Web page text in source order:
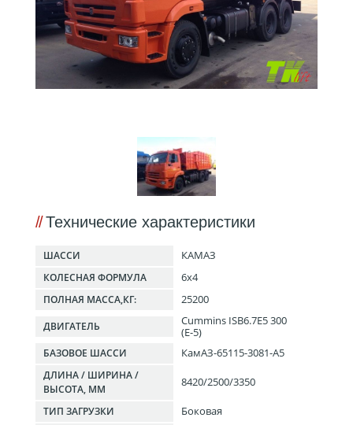
Технические характеристики
ШАССИ КАМАЗ
КОЛЕСНАЯ ФОРМУЛА 6x4
ПОЛНАЯ МАССА,КГ: 25200
ДВИГАТЕЛЬ
Cummins ISB6.7E5 300
(Е-5)
БАЗОВОЕ ШАССИ КамАЗ-65115-3081-А5
ДЛИНА / ШИРИНА /
ВЫСОТА, ММ
8420/2500/3350
ТИП ЗАГРУЗКИ Боковая